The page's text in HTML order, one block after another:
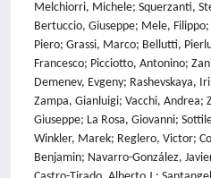
Melchiorri, Michele; Squerzanti,
Bertuccio, Giuseppe; Mele,
Piero; Grassi, Marco; Bellutti,
Francesco; Picciotto, Antonino;
Demenev, Evgeny; Rashevskaya,
Zampa, Gianluigi; Vacchi, Andrea;
Giuseppe; La Rosa, Giovanni;
Winkler, Marek; Reglero, Victor;
Benjamin; Navarro-González,